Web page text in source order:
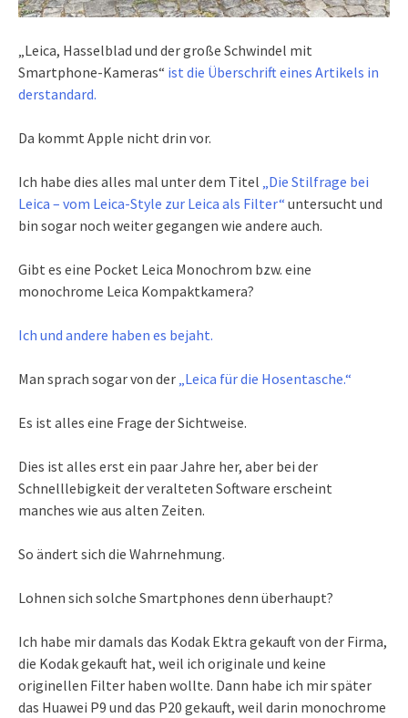
„Leica, Hasselblad und der große Schwindel mit
Smartphone-Kameras“ ist die Überschrift eines Artikels in
derstandard.
Da kommt Apple nicht drin vor.
Ich habe dies alles mal unter dem Titel „Die Stilfrage bei
Leica – vom Leica-Style zur Leica als Filter“ untersucht und
bin sogar noch weiter gegangen wie andere auch.
Gibt es eine Pocket Leica Monochrom bzw. eine
monochrome Leica Kompaktkamera?
Ich und andere haben es bejaht.
Man sprach sogar von der „Leica für die Hosentasche.“
Es ist alles eine Frage der Sichtweise.
Dies ist alles erst ein paar Jahre her, aber bei der
Schnelllebigkeit der veralteten Software erscheint
manches wie aus alten Zeiten.
So ändert sich die Wahrnehmung.
Lohnen sich solche Smartphones denn überhaupt?
Ich habe mir damals das Kodak Ektra gekauft von der Firma,
die Kodak gekauft hat, weil ich originale und keine
originellen Filter haben wollte. Dann habe ich mir später
das Huawei P9 und das P20 gekauft, weil darin monochrome